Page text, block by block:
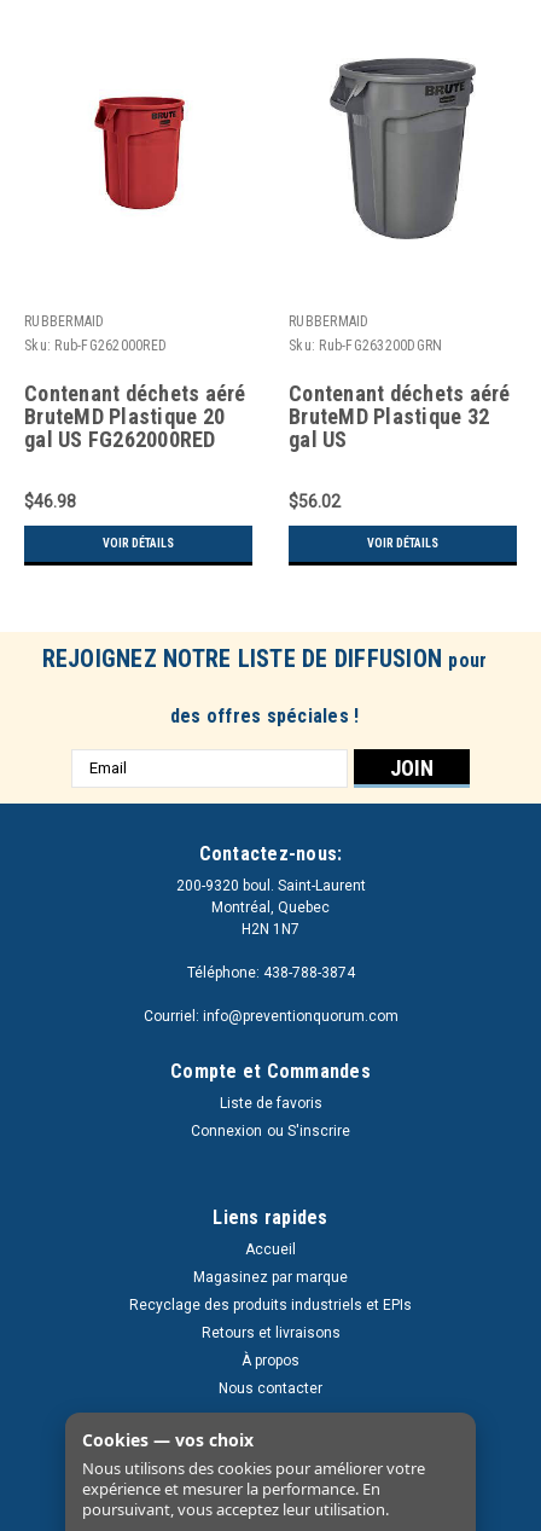
RUBBERMAID
Sku: Rub-FG262000RED
Contenant déchets aéré
BruteMD Plastique 20
gal US FG262000RED
$46.98
VOIR DÉTAILS
RUBBERMAID
Sku: Rub-FG263200DGRN
Contenant déchets aéré
BruteMD Plastique 32
gal US
$56.02
VOIR DÉTAILS
REJOIGNEZ NOTRE LISTE DE DIFFUSION pour
des offres spéciales !
Adresse
e-
Contactez-nous:
200-9320 boul. Saint-Laurent
Montréal, Quebec
H2N 1N7
Téléphone: 438-788-3874
Courriel: info@preventionquorum.com
Compte et Commandes
Liste de favoris
Connexion ou S'inscrire
Liens rapides
Accueil
Magasinez par marque
Recyclage des produits industriels et EPIs
Retours et livraisons
À propos
Nous contacter
Cookies — vos choix
Nous utilisons des cookies pour améliorer votre
expérience et mesurer la performance. En
poursuivant, vous acceptez leur utilisation.